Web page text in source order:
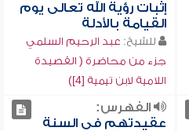
إثبات رؤية الله تعالى يوم
القيامة بالأدلة
للشيخ: عبد الرحيم السلمي
جزء من محاضرة ( القصيدة
اللامية لابن تيمية [4])
الفهرس:
عقيدتهم في السنة